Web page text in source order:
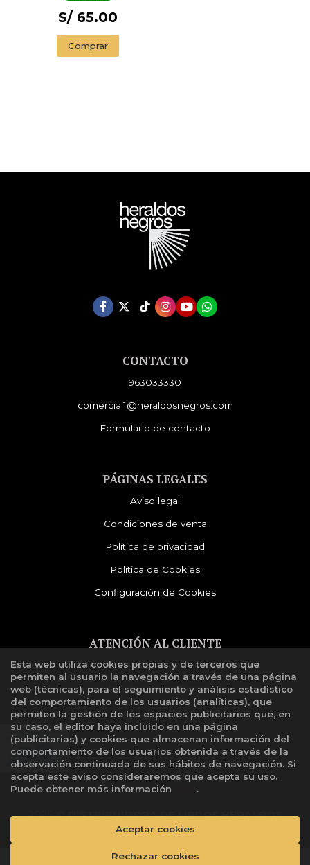
S/ 65.00
Comprar
CONTACTO
963033330
comercial1@heraldosnegros.com
Formulario de contacto
PÁGINAS LEGALES
Aviso legal
Condiciones de venta
Política de privacidad
Política de Cookies
Configuración de Cookies
ATENCIÓN AL CLIENTE
Quiénes somos
Libro de reclamaciones
2026 ©DISTRIBUIDORA DE LIBROS HERALDOS
. Todos los Derechos Reservados |
Esta web utiliza cookies propias y de terceros que
permiten al usuario la navegación a través de una página
web (técnicas), para el seguimiento y análisis estadístico
del comportamiento de los usuarios (analíticas), que
permiten la gestión de los espacios publicitarios que, en
su caso, el editor haya incluido en una página
(publicitarias) y cookies que almacenan información del
comportamiento de los usuarios obtenida a través de la
observación continuada de sus hábitos de navegación. Si
acepta este aviso consideraremos que acepta su uso.
Puede obtener más información
.
Rechazar cookies
Aceptar cookies